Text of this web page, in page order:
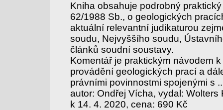
Kniha obsahuje podrobný
62/1988 Sb., o geologických
aktuální relevantní judikaturou
soudu, Nejvyššího soudu,
článků soudní soustavy.
Komentář je praktickým návodem
provádění geologických prací a
právními povinnostmi spojenými
autor: Ondřej Vícha, vydal: Wolters
k 14. 4. 2020, cena: 690 Kč